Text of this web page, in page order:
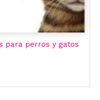
para perros y gatos